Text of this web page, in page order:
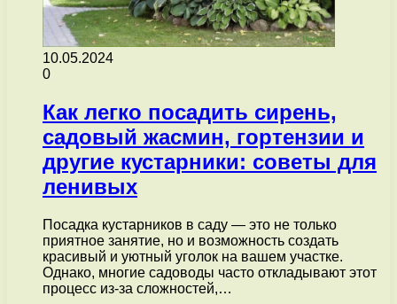
10.05.2024
0
Как легко посадить сирень,
садовый жасмин, гортензии и
другие кустарники: советы для
ленивых
Посадка кустарников в саду — это не только
приятное занятие, но и возможность создать
красивый и уютный уголок на вашем участке.
Однако, многие садоводы часто откладывают этот
процесс из-за сложностей,…